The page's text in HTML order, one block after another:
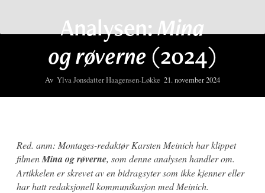
Analysen:Mina
og røverne(2024)
Av Ylva Jonsdatter Haagensen-Løkke 21. november 2024
Red. anm: Montages-redaktør Karsten Meinich har klippet
filmenMina og røverne, som denne analysen handler om.
Artikkelen er skrevet av en bidragsyter som ikke kjenner eller
har hatt redaksjonell kommunikasjon med Meinich.